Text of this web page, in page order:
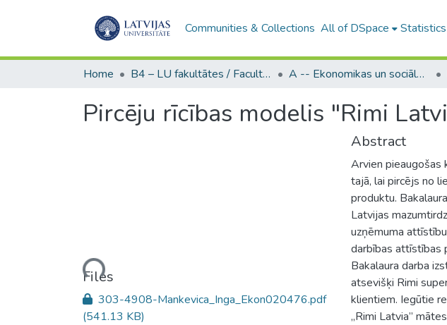
Communities & Collections All of DSpace Statistics
Home B4 – LU fakultātes / Faculties of the UL A -- Ekonomikas un sociālo zinātņu fakultāte / Faculty of Economics and Social Sciences
Pircēju rīcības modelis "Rimi
Loading...
Files
303-4908-Mankevica_Inga_Ekon020476.pdf
(541.13 KB)
Abstract
Arvien pieaugošas
tajā, lai pircējs no
produktu.
Latvijas
uzņēmuma
darbības attīstības
Bakalaura darba
atsevišķi Rimi
klientiem. Iegūtie
„Rimi Latvia”